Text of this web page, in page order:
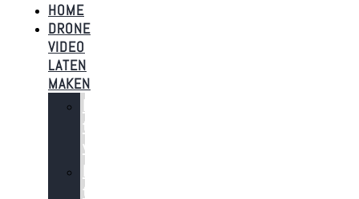
HOME
DRONE
VIDEO
LATEN
MAKEN
Dronebeelden
t.b.v.
verkoop
Dronebeelden
t.b.v.